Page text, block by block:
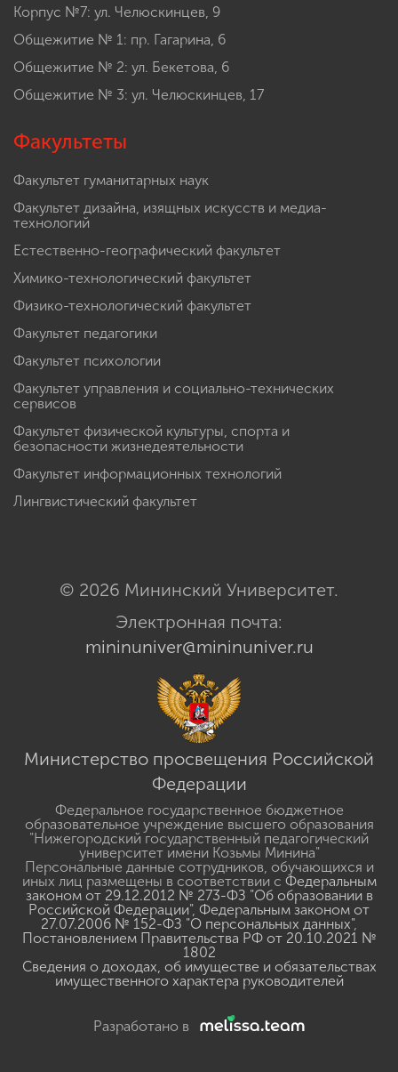
Корпус №7: ул. Челюскинцев, 9
Общежитие № 1: пр. Гагарина, 6
Общежитие № 2: ул. Бекетова, 6
Общежитие № 3: ул. Челюскинцев, 17
Факультеты
Факультет гуманитарных наук
Факультет дизайна, изящных искусств и медиа-
технологий
Естественно-географический факультет
Химико-технологический факультет
Физико-технологический факультет
Факультет педагогики
Факультет психологии
Факультет управления и социально-технических
сервисов
Факультет физической культуры, спорта и
безопасности жизнедеятельности
Факультет информационных технологий
Лингвистический факультет
© 2026 Мининский Университет.
Электронная почта:
mininuniver@mininuniver.ru
Министерство просвещения Российской
Федерации
Федеральное государственное бюджетное
образовательное учреждение высшего образования
"Нижегородский государственный педагогический
университет имени Козьмы Минина"
Персональные данные сотрудников, обучающихся и
иных лиц размещены в соответствии с Федеральным
законом от 29.12.2012 № 273-ФЗ "Об образовании в
Российской Федерации", Федеральным законом от
27.07.2006 № 152-ФЗ "О персональных данных",
Постановлением Правительства РФ от 20.10.2021 №
1802
Сведения о доходах, об имуществе и обязательствах
имущественного характера руководителей
Разработано в